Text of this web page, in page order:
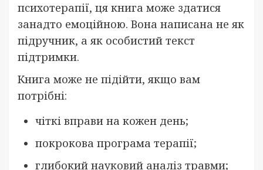
психотерапії, ця книга може здатися
занадто емоційною. Вона написана не як
підручник, а як особистий текст
підтримки.
Книга може не підійти, якщо вам
потрібні:
чіткі вправи на кожен день;
покрокова програма терапії;
глибокий науковий аналіз травми;